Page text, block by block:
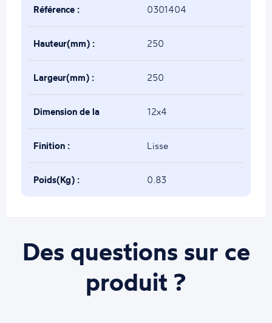
Référence : 0301404
Hauteur(mm) : 250
Largeur(mm) : 250
Dimension de la
base(mm) :
12x4
Finition : Lisse
Poids(Kg) : 0.83
Des questions sur ce
produit ?